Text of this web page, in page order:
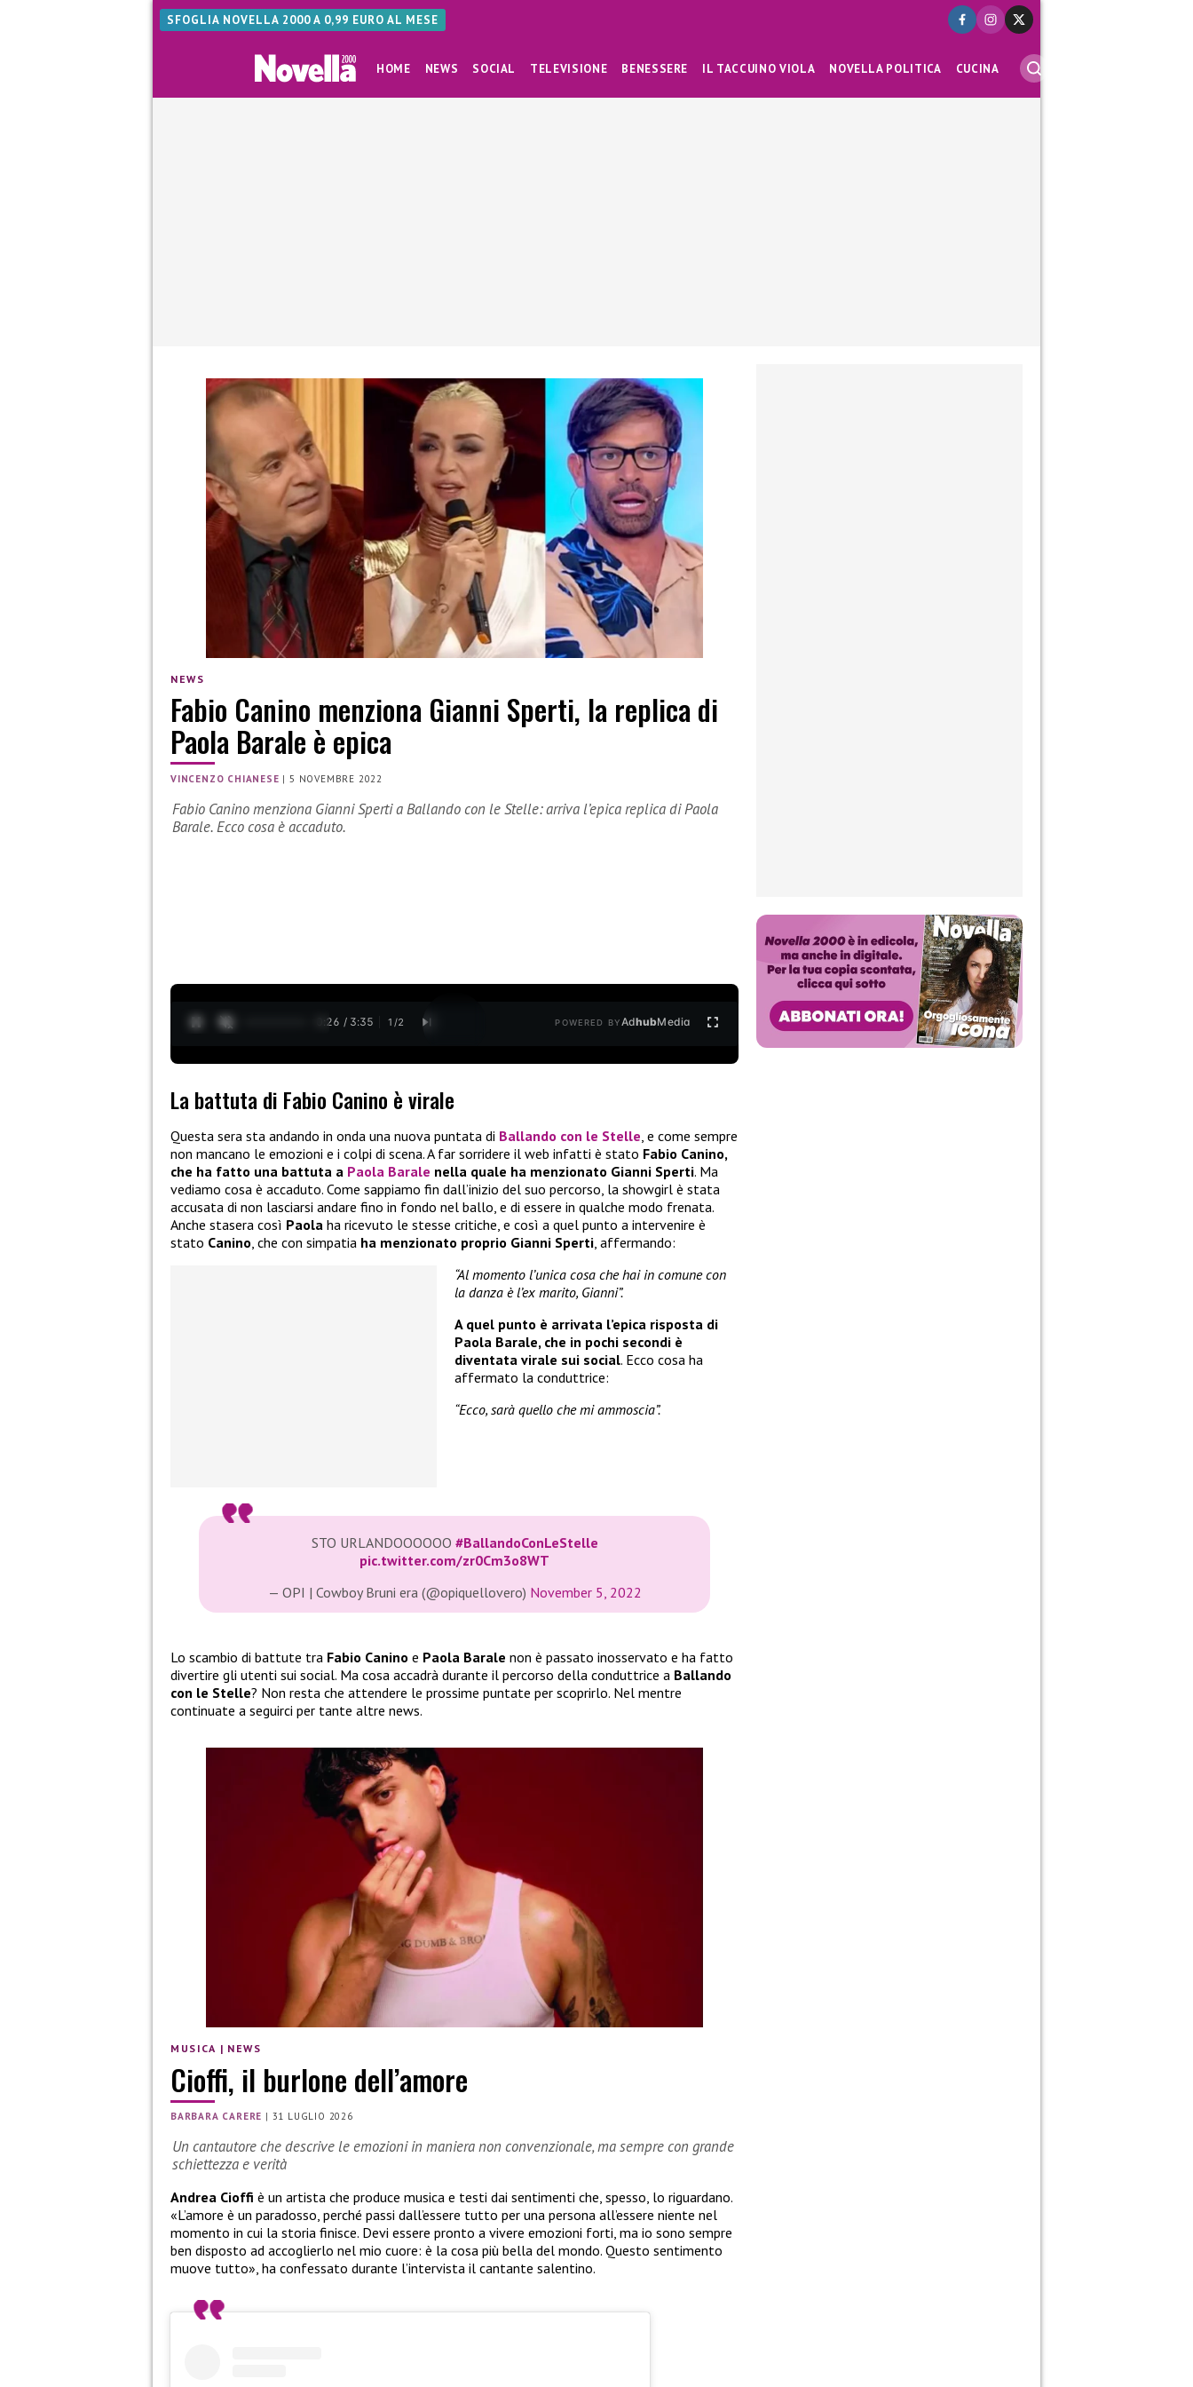
SFOGLIA NOVELLA 2000 A 0,99 EURO AL MESE
HOME NEWS SOCIAL TELEVISIONE BENESSERE IL TACCUINO VIOLA NOVELLA POLITICA CUCINA
NEWS
Fabio Canino menziona Gianni Sperti, la replica di
Paola Barale è epica
VINCENZO CHIANESE |5 NOVEMBRE 2022
Fabio Canino menziona Gianni Sperti a Ballando con le Stelle: arriva l’epica replica di Paola
Barale. Ecco cosa è accaduto.
0:27 / 3:35 1 /2 POWERED BYAdhubMedia
La battuta di Fabio Canino è virale
Questa sera sta andando in onda una nuova puntata di Ballando con le Stelle, e come sempre
non mancano le emozioni e i colpi di scena. A far sorridere il web infatti è stato Fabio Canino,
che ha fatto una battuta a Paola Barale nella quale ha menzionato Gianni Sperti. Ma
vediamo cosa è accaduto. Come sappiamo fin dall’inizio del suo percorso, la showgirl è stata
accusata di non lasciarsi andare fino in fondo nel ballo, e di essere in qualche modo frenata.
Anche stasera così Paola ha ricevuto le stesse critiche, e così a quel punto a intervenire è
stato Canino, che con simpatia ha menzionato proprio Gianni Sperti, affermando:
“Al momento l’unica cosa che hai in comune con
la danza è l’ex marito, Gianni”.
A quel punto è arrivata l’epica risposta di
Paola Barale, che in pochi secondi è
diventata virale sui social. Ecco cosa ha
affermato la conduttrice:
“Ecco, sarà quello che mi ammoscia”.
STO URLANDOOOOOO #BallandoConLeStelle
pic.twitter.com/zr0Cm3o8WT
— OPI | Cowboy Bruni era (@opiquellovero) November 5, 2022
Lo scambio di battute tra Fabio Canino e Paola Barale non è passato inosservato e ha fatto
divertire gli utenti sui social. Ma cosa accadrà durante il percorso della conduttrice a Ballando
con le Stelle? Non resta che attendere le prossime puntate per scoprirlo. Nel mentre
continuate a seguirci per tante altre news.
MUSICA | NEWS
Cioffi, il burlone dell’amore
BARBARA CARERE | 31 LUGLIO 2026
Un cantautore che descrive le emozioni in maniera non convenzionale, ma sempre con grande
schiettezza e verità
Andrea Cioffi è un artista che produce musica e testi dai sentimenti che, spesso, lo riguardano.
«L’amore è un paradosso, perché passi dall’essere tutto per una persona all’essere niente nel
momento in cui la storia finisce. Devi essere pronto a vivere emozioni forti, ma io sono sempre
ben disposto ad accoglierlo nel mio cuore: è la cosa più bella del mondo. Questo sentimento
muove tutto», ha confessato durante l’intervista il cantante salentino.